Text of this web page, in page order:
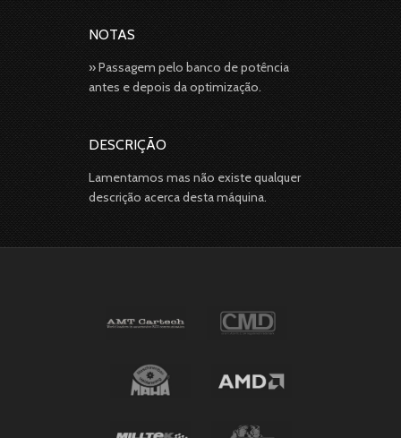
NOTAS
» Passagem pelo banco de potência
antes e depois da optimização.
DESCRIÇÃO
Lamentamos mas não existe qualquer
descrição acerca desta máquina.